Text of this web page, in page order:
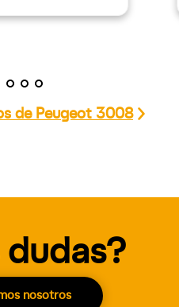
de Peugeot 3008
dudas?
nosotros